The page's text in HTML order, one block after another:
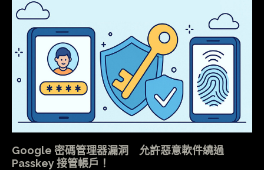
Google 密碼管理器漏洞 允許惡意軟件繞過
Passkey 接管帳戶！